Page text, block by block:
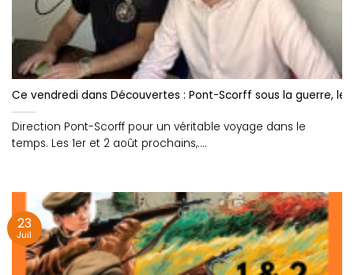
Ce vendredi dans Découvertes : Pont-Scorff sous la guerre, le
Direction Pont-Scorff pour un véritable voyage dans le
temps. Les 1er et 2 août prochains,....
23
Juil